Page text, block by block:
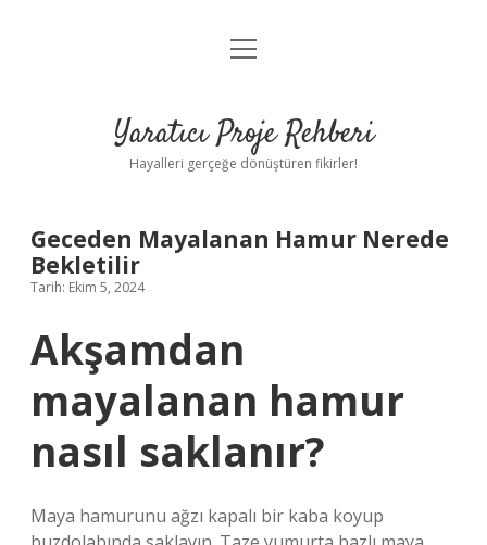
Anasayfa
Yasal Uyarı
menüyü
Yaratıcı Proje Rehberi
Hayalleri gerçeğe dönüştüren fikirler!
Geceden Mayalanan Hamur Nerede
Bekletilir
Tarih: Ekim 5, 2024
Akşamdan
mayalanan hamur
nasıl saklanır?
Maya hamurunu ağzı kapalı bir kaba koyup